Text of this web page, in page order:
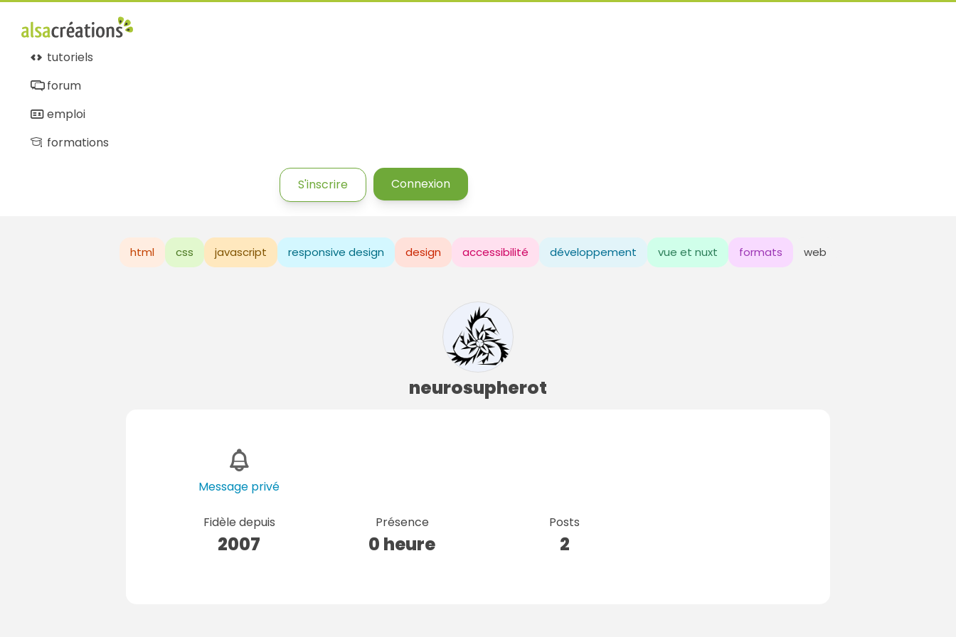
tutoriels
forum
emploi
formations
S'inscrire Connexion
html css javascript responsive design design accessibilité développement vue et nuxt formats web
neurosupherot
Message privé
Fidèle depuis
2007
Présence
0 heure
Posts
2